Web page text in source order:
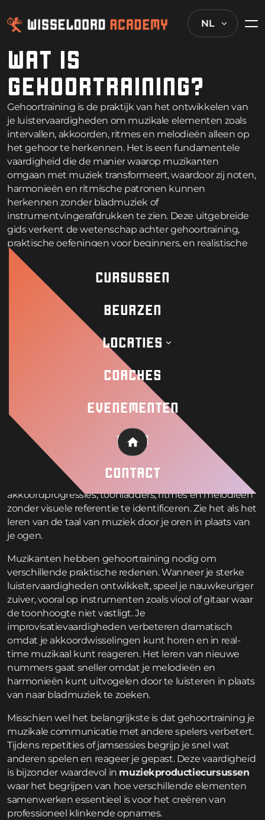
CURSUSSEN
BEURZEN
LOCATIES
COACHES
EVENEMENTEN
BLOG
CONTACT
Home
NL
WAT IS
GEHOORTRAINING?
Gehoortraining is de praktijk van het ontwikkelen van
je luistervaardigheden om muzikale elementen zoals
intervallen, akkoorden, ritmes en melodieën alleen op
het gehoor te herkennen. Het is een fundamentele
vaardigheid die de manier waarop muzikanten
omgaan met muziek transformeert, waardoor zij noten,
harmonieën en ritmische patronen kunnen
herkennen zonder bladmuziek of
instrumentvingerafdrukken te zien. Deze uitgebreide
gids verkent de wetenschap achter gehoortraining,
praktische oefeningen voor beginners, en realistische
tijdlijnen voor het ontwikkelen van deze waardevolle
luistervaardigheden.
Wat is
gehoortraining en
waarom hebben
muzikanten het
nodig?
Gehoortraining is de systematische ontwikkeling van je
vermogen om muzikale elementen door middel van
luisteren te herkennen en te begrijpen. Het houdt in
dat je je hersenen traint om intervallen,
akkoordprogressies, toonladders, ritmes en melodieën
zonder visuele referentie te identificeren. Zie het als het
leren van de taal van muziek door je oren in plaats van
je ogen.
Muzikanten hebben gehoortraining nodig om
verschillende praktische redenen. Wanneer je sterke
luistervaardigheden ontwikkelt, speel je nauwkeuriger
zuiver, vooral op instrumenten zoals viool of gitaar waar
de toonhoogte niet vastligt. Je
improvisatievaardigheden verbeteren dramatisch
omdat je akkoordwisselingen kunt horen en in real-
time muzikaal kunt reageren. Het leren van nieuwe
nummers gaat sneller omdat je melodieën en
harmonieën kunt uitvogelen door te luisteren in plaats
van naar bladmuziek te zoeken.
Misschien wel het belangrijkste is dat gehoortraining je
muzikale communicatie met andere spelers verbetert.
Tijdens repetities of jamsessies begrijp je snel wat
anderen spelen en reageer je gepast. Deze vaardigheid
is bijzonder waardevol in muziekproductiecursussen
waar het begrijpen van hoe verschillende elementen
samenwerken essentieel is voor het creëren van
professioneel klinkende opnames.